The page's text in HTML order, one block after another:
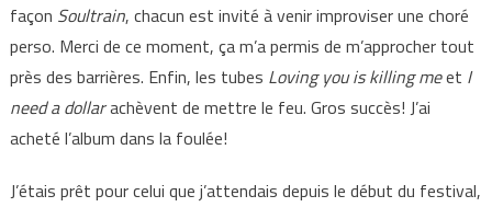
façon Soultrain, chacun est invité à venir improviser une choré
perso. Merci de ce moment, ça m’a permis de m’approcher tout
près des barrières. Enfin, les tubes Loving you is killing meet I
need a dollarachèvent de mettre le feu. Gros succès! J’ai
acheté l’album dans la foulée!
J’étais prêt pour celui que j’attendais depuis le début du festival,